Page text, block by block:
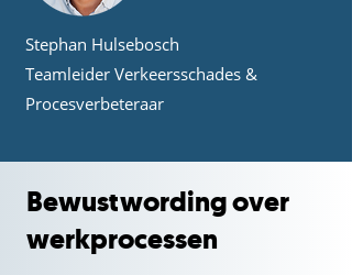
Stephan Hulsebosch
Teamleider Verkeersschades &
Procesverbeteraar
Bewustwording over
werkprocessen